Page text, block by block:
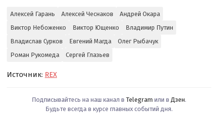
Алексей Гарань Алексей Чеснаков
Андрей Окара
Виктор Небоженко
Виктор Ющенко
Владимир Путин
Владислав Сурков
Евгений Магда
Олег Рыбачук
Роман Рукомеда
Сергей Глазьев
Источник: REX
Подписывайтесь на наш канал в Telegram или в Дзен.
Будьте всегда в курсе главных событий дня.